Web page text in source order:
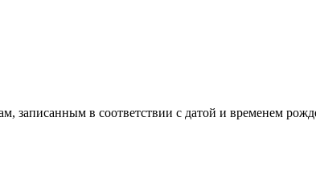
записанным в соответствии с датой и временем